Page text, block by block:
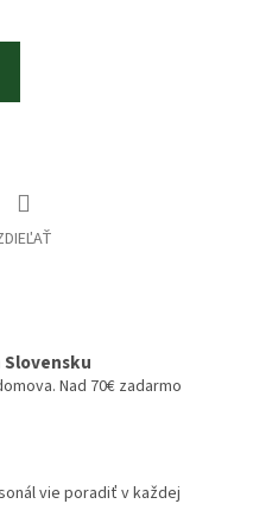
Nad 70€ zadarmo
vie poradiť v každej